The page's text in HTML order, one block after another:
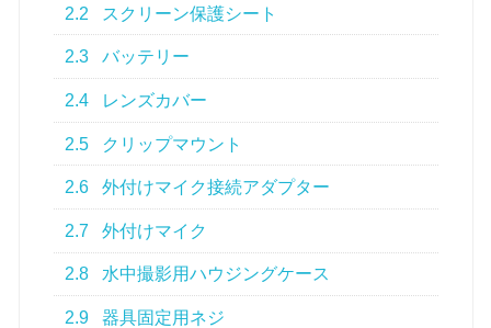
2.2 スクリーン保護シート
2.3 バッテリー
2.4 レンズカバー
2.5 クリップマウント
2.6 外付けマイク接続アダプター
2.7 外付けマイク
2.8 水中撮影用ハウジングケース
2.9 器具固定用ネジ